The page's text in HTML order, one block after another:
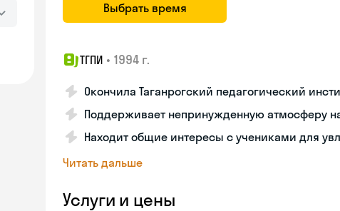
Выбрать время
ТГПИ • 1994 г.
Окончила Таганрогский педагогический
Поддерживает непринужденную атмосферу
Находит общие интересы с учениками для
Читать дальше
Услуги и цены